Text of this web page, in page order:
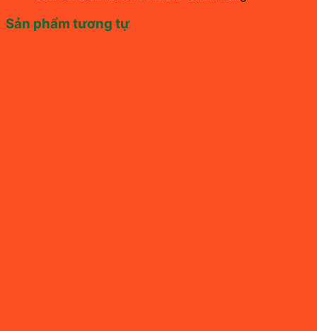
Sản phẩm tương tự